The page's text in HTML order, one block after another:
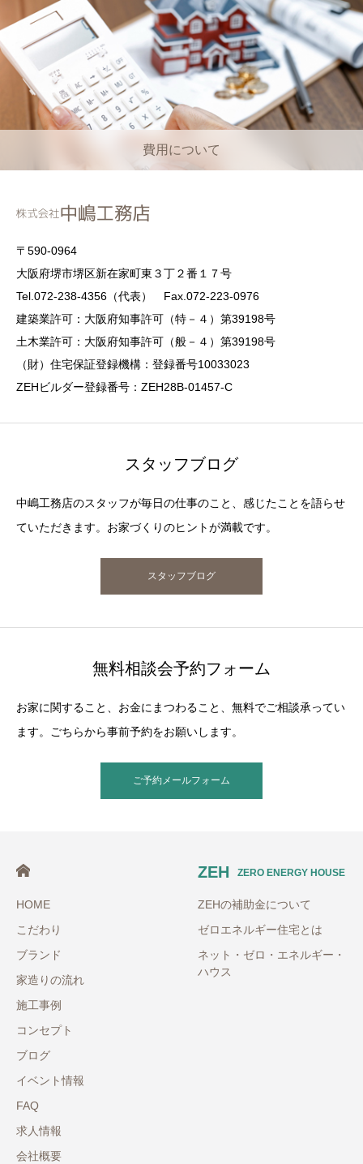
費用について
〒590-0964
大阪府堺市堺区新在家町東３丁２番１７号
Tel.072-238-4356（代表） Fax.072-223-0976
建築業許可：大阪府知事許可（特－４）第39198号
土木業許可：大阪府知事許可（般－４）第39198号
（財）住宅保証登録機構：登録番号10033023
ZEHビルダー登録番号：ZEH28B-01457-C
スタッフブログ
中嶋工務店のスタッフが毎日の仕事のこと、感じたことを語らせ
ていただきます。お家づくりのヒントが満載です。
スタッフブログ
無料相談会予約フォーム
お家に関すること、お金にまつわること、無料でご相談承ってい
ます。ごちらから事前予約をお願いします。
ご予約メールフォーム
HOME
こだわり
ブランド
家造りの流れ
施工事例
コンセプト
ブログ
イベント情報
FAQ
求人情報
会社概要
ZEH ZERO ENERGY HOUSE
ZEHの補助金について
ゼロエネルギー住宅とは
ネット・ゼロ・エネルギー・
ハウス